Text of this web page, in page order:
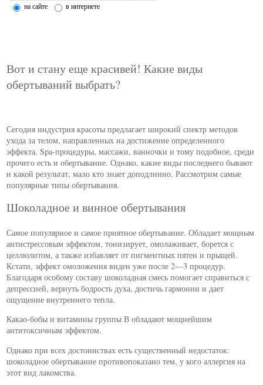
на сайте в интернете
Вот и стану еще красивей! Какие виды
обертываний выбрать?
Сегодня индустрия красоты предлагает широкий спектр методов
ухода за телом, направленных на достижение определенного
эффекта. Spa-процедуры, массажи, ванночки и тому подобное, среди
прочего есть и обертывание. Однако, какие виды последнего бывают
и какой результат, мало кто знает доподлинно. Рассмотрим самые
популярные типы обертывания.
Шоколадное и винное обертывания
Самое популярное и самое приятное обертывание. Обладает мощным
антистрессовым эффектом, тонизирует, омолаживает, борется с
целлюлитом, а также избавляет от пигментных пятен и прыщей.
Кстати, эффект омоложения виден уже после 2—3 процедур.
Благодаря особому составу шоколадная смесь помогает справиться с
депрессией, вернуть бодрость духа, достичь гармонии и дает
ощущение внутреннего тепла.
Какао-бобы и витамины группы В обладают мощнейшим
антитоксичным эффектом.
Однако при всех достоинствах есть существенный недостаток:
шоколадное обертывание противопоказано тем, у кого аллергия на
этот вид лакомства.